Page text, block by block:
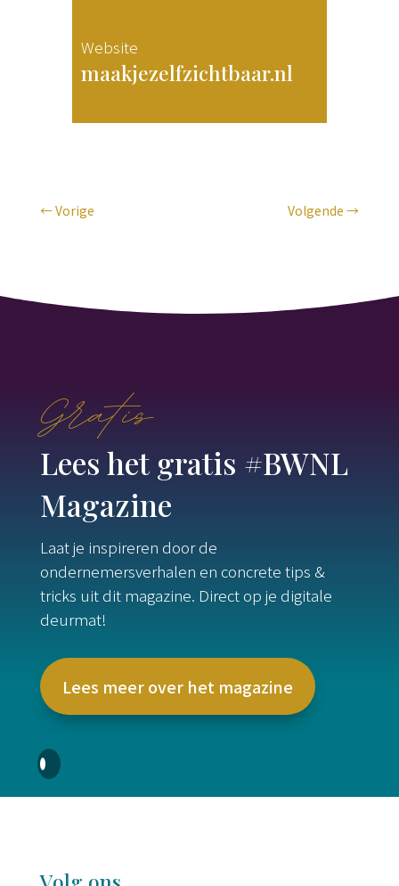
Website
maakjezelfzichtbaar.nl
←Vorige Volgende →
Gratis
Lees het gratis #BWNL
Magazine
Laat je inspireren door de
ondernemersverhalen en concrete tips &
tricks uit dit magazine. Direct op je digitale
deurmat!
Lees meer over het magazine